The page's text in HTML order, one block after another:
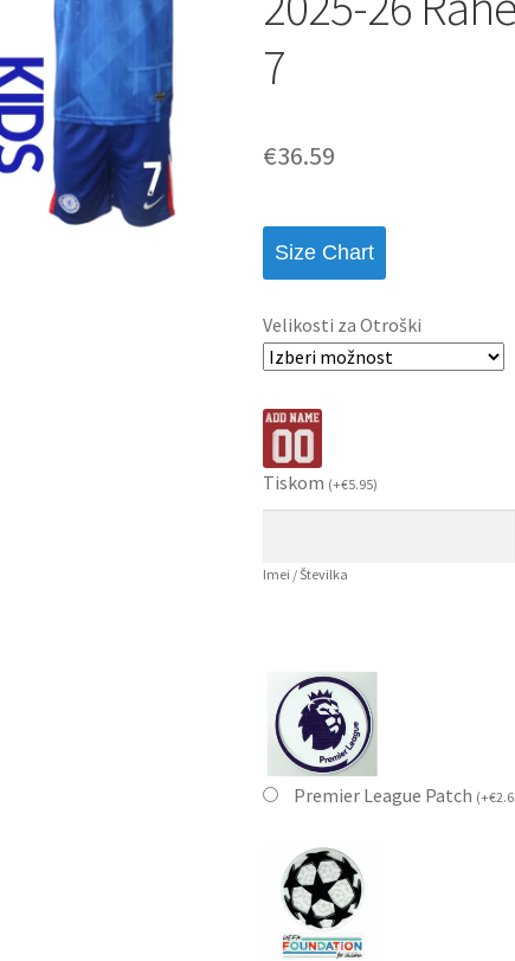
7
€36.59
Size Chart
Velikosti za Otroški
Tiskom (+€5.95)
Imei / Številka
Premier League Patch (+€